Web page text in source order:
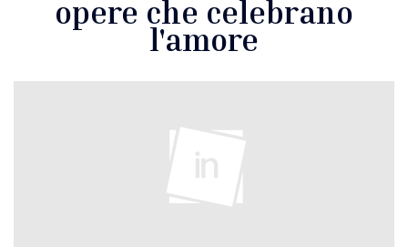
opere che celebrano
l'amore